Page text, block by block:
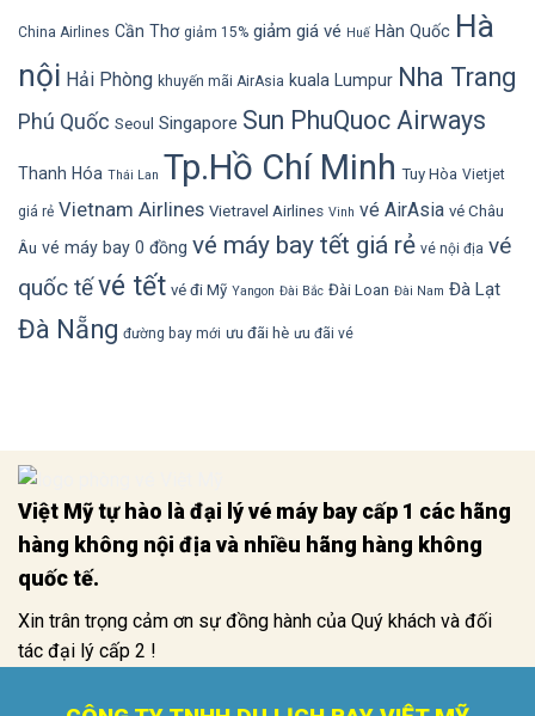
China Airlines Cần Thơ giảm 15% giảm giá vé Huế Hàn Quốc Hà
nội Hải Phòng khuyến mãi AirAsia kuala Lumpur Nha Trang
Phú Quốc Seoul Singapore Sun PhuQuoc Airways
Thanh Hóa Thái Lan Tp.Hồ Chí Minh Tuy Hòa Vietjet
giá rẻ Vietnam Airlines Vietravel Airlines Vinh vé AirAsia vé Châu
Âu vé máy bay 0 đồng vé máy bay tết giá rẻ vé nội địa vé
quốc tếvé tết vé đi Mỹ Yangon Đài Bắc Đài Loan Đài Nam Đà Lạt
Đà Nẵng đường bay mới ưu đãi hè ưu đãi vé
Việt Mỹ tự hào là đại lý vé máy bay cấp 1 các hãng
hàng không nội địa và nhiều hãng hàng không
quốc tế.
Xin trân trọng cảm ơn sự đồng hành của Quý khách và đối
tác đại lý cấp 2 !